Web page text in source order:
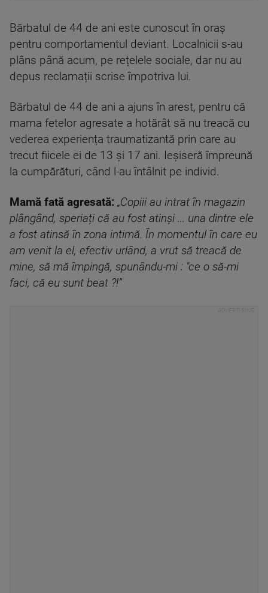
Bărbatul de 44 de ani este cunoscut în oraș
pentru comportamentul deviant. Localnicii s-au
plâns până acum, pe rețelele sociale, dar nu au
depus reclamații scrise împotriva lui.
Bărbatul de 44 de ani a ajuns în arest, pentru că
mama fetelor agresate a hotărât să nu treacă cu
vederea experiența traumatizantă prin care au
trecut fiicele ei de 13 și 17 ani. Ieșiseră împreună
la cumpărături, când l-au întâlnit pe individ.
Mamă fată agresată: „Copiii au intrat în magazin
plângând, speriați că au fost atinși ... una dintre ele
a fost atinsă în zona intimă. În momentul în care eu
am venit la el, efectiv urlând, a vrut să treacă de
mine, să mă împingă, spunându-mi : "ce o să-mi
faci, că eu sunt beat ?!”